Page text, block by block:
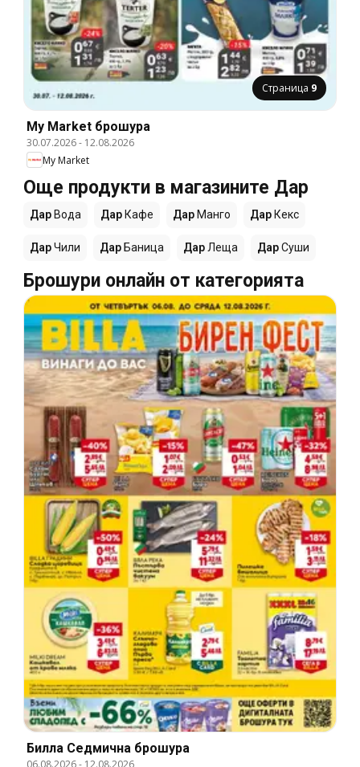
Страница 9
My Market брошура
30.07.2026- 12.08.2026
My Market
Още продукти в магазините Дар
Дар Вода Дар Кафе Дар Манго Дар Кекс
ДарЧили Дар Баница Дар Леща ДарСуши
Брошури онлайн от категорията
Билла Cедмична брошура